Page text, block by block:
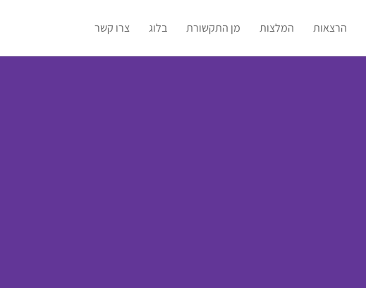
הרצאות המלצות מן התקשורת בלוג צרו קשר